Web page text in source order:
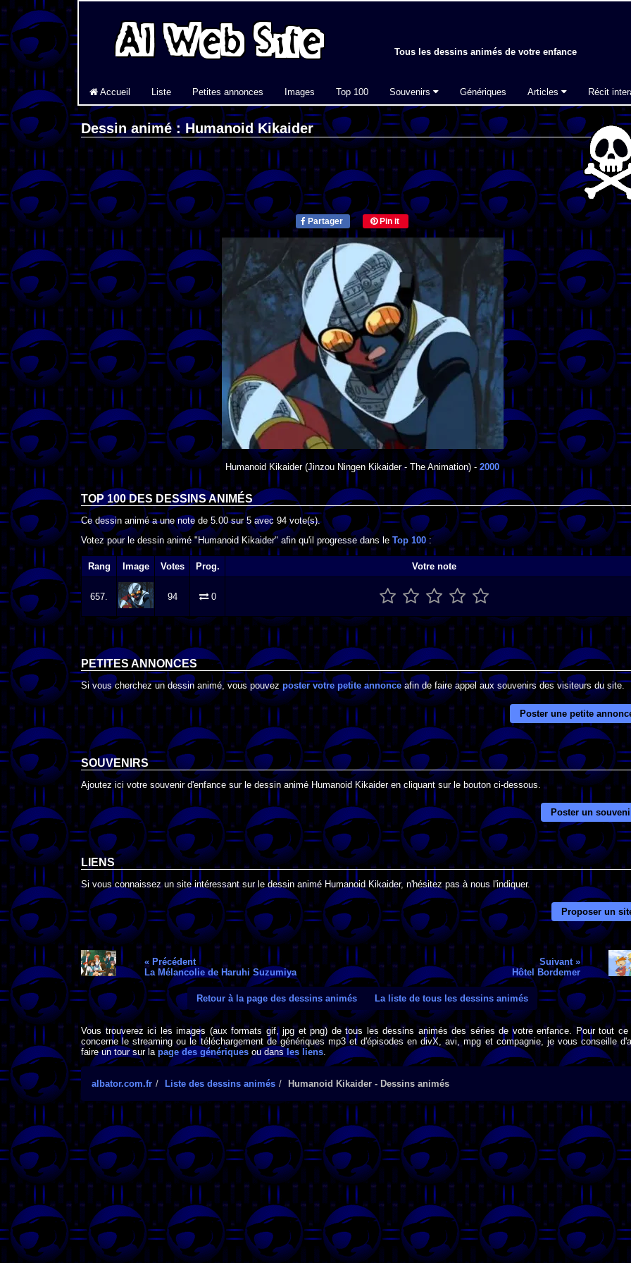
Tous les dessins animés de votre enfance
Accueil Liste Petites annonces Images Top 100 Souvenirs Génériques Articles Récit
Dessin animé : Humanoid Kikaider
Partager Pin it
Humanoid Kikaider(Jinzou Ningen Kikaider - The Animation) -2000
TOP 100 DES DESSINS ANIMÉS
Ce dessin animé a une note de 5.00sur5 avec 94 vote(s).
Votez pour le dessin animé "Humanoid Kikaider" afin qu'il progresse dans le Top 100:
Rang Image Votes Prog. Votre note
657. 94 0
PETITES ANNONCES
Si vous cherchez un dessin animé, vous pouvez poster votre petite annonceafin de faire appel aux souvenirs des visiteurs du site.
Poster une petite
SOUVENIRS
Ajoutez ici votre souvenir d'enfance sur le dessin animé Humanoid Kikaider en cliquant sur le bouton ci-dessous.
Poster un
LIENS
Si vous connaissez un site intéressant sur le dessin animé Humanoid Kikaider, n'hésitez pas à nous l'indiquer.
Proposer un
« Précédent
La Mélancolie de Haruhi Suzumiya
Suivant »
Hôtel Bordemer
Retour à la page des dessins animés La liste de tous les dessins animés
Vous trouverez ici les images (aux formats gif, jpg et png) de tous les dessins animés des séries de votre enfance. Pour tout ce
concerne le streaming ou le téléchargement de génériques mp3 et d'épisodes en divX, avi, mpg et compagnie, je vous conseille
faire un tour sur la page des génériques ou dansles liens
albator.com.fr Liste des dessins animés Humanoid Kikaider - Dessins animés